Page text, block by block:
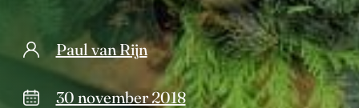
Paul van Rijn
30 november 2018